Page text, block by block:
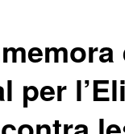
per